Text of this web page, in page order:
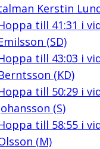
Kerstin
till 41:31 i
(SD)
till 43:03 i
(KD)
till 50:29i
(S)
till 58:55i
(M)